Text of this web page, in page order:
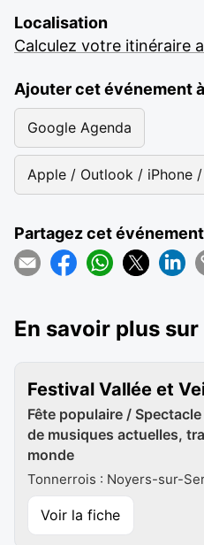
Localisation
Calculez votre itinéraire
Ajouter cet événement
Google Agenda
Apple / Outlook / iPhone
Partagez cet événement
En savoir plus sur
Festival Vallée et
Fête populaire /
de musiques actuelles,
monde
Tonnerrois : Noyers-sur-
Voir la fiche